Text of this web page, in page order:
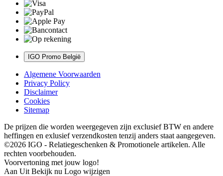
IGO Promo België
Algemene Voorwaarden
Privacy Policy
Disclaimer
Cookies
Sitemap
De prijzen die worden weergegeven zijn exclusief BTW en andere
heffingen en exlusief verzendkosten tenzij anders staat aangegeven.
©2026 IGO - Relatiegeschenken & Promotionele artikelen. Alle
rechten voorbehouden.
Voorvertoning met jouw logo!
Aan Uit Bekijk nu Logo wijzigen